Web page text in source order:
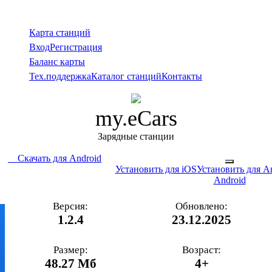
Карта станций
ВходРегистрация
Баланс карты
Тех.поддержкаКаталог станцийКонтакты
my.eCars
Зарядные станции
Скачать для Android
Установить для iOSУстановить для
Android
Обновлено:
23.12.2025
Возраст:
4+
Версия:
1.2.4
Размер:
48.27 Мб